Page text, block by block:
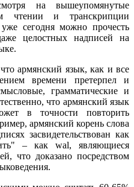
на вышеупомянутые
чтении и транскрипции
сегодня можно прочесть
целостных надписей на
армянский язык, как и все
времени претерпел и
грамматические и
что армянский язык
в точности повторить
армянский корень слова
засвидетельствован как
– как wal, являющиеся
что доказано посредством